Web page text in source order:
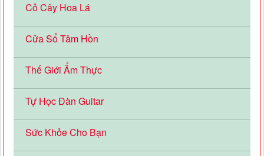
Cỏ Cây Hoa Lá
Cửa Sổ Tâm Hồn
Thế Giới Ẩm Thực
Tự Học Đàn Guitar
Sức Khỏe Cho Bạn